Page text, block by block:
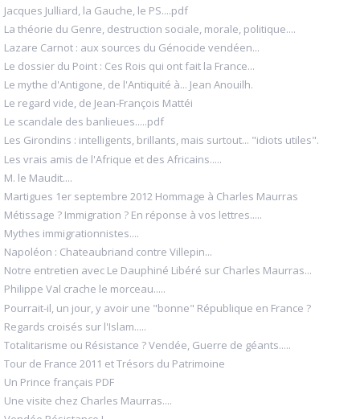
Jacques Julliard, la Gauche, le PS....pdf
La théorie du Genre, destruction sociale, morale, politique....
Lazare Carnot : aux sources du Génocide vendéen...
Le dossier du Point : Ces Rois qui ont fait la France...
Le mythe d'Antigone, de l'Antiquité à... Jean Anouilh.
Le regard vide, de Jean-François Mattéi
Le scandale des banlieues.....pdf
Les Girondins : intelligents, brillants, mais surtout... "idiots utiles".
Les vrais amis de l'Afrique et des Africains.....
M. le Maudit....
Martigues 1er septembre 2012 Hommage à Charles Maurras
Métissage ? Immigration ? En réponse à vos lettres.....
Mythes immigrationnistes....
Napoléon : Chateaubriand contre Villepin...
Notre entretien avec Le Dauphiné Libéré sur Charles Maurras...
Philippe Val crache le morceau.....
Pourrait-il, un jour, y avoir une "bonne" République en France ?
Regards croisés sur l'Islam.....
Totalitarisme ou Résistance ? Vendée, Guerre de géants.....
Tour de France 2011 et Trésors du Patrimoine
Un Prince français PDF
Une visite chez Charles Maurras....